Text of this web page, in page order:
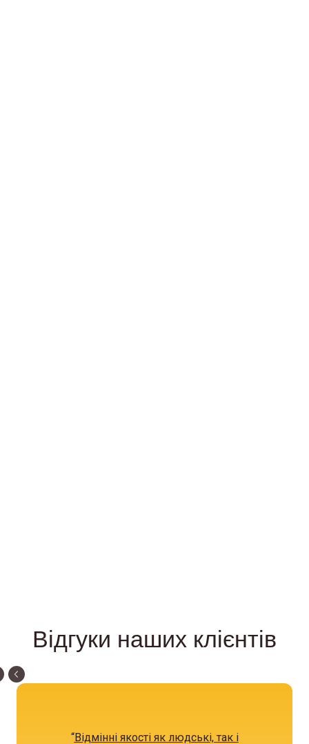
Відгуки наших клієнтів
“Відмінні якості як людські, так і